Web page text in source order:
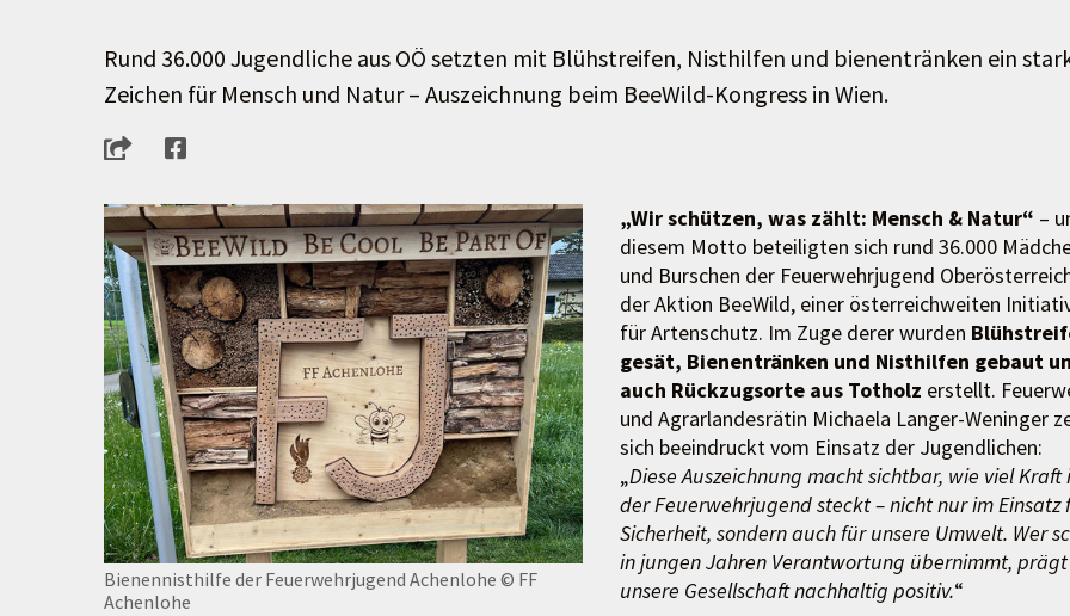
Rund 36.000 Jugendliche aus OÖ setzten mit Blühstreifen, Nisthilfen und bienentränken ein
Zeichen für Mensch und Natur – Auszeichnung beim BeeWild-Kongress in Wien.
Bienennisthilfe der Feuerwehrjugend Achenlohe © FF
Achenlohe
„Wir schützen, was zählt: Mensch & Natur“ –
diesem Motto beteiligten sich rund 36.000
und Burschen der Feuerwehrjugend
der Aktion BeeWild, einer österreichweiten
für Artenschutz. Im Zuge derer wurden
gesät, Bienentränken und Nisthilfen gebaut
auch Rückzugsorte aus Totholz erstellt.
und Agrarlandesrätin Michaela Langer-Weninger
sich beeindruckt vom Einsatz der Jugendlichen:
„Diese Auszeichnung macht sichtbar, wie viel Kraft
der Feuerwehrjugend steckt – nicht nur im Einsatz
Sicherheit, sondern auch für unsere Umwelt. Wer
in jungen Jahren Verantwortung übernimmt, prägt
unsere Gesellschaft nachhaltig positiv.“